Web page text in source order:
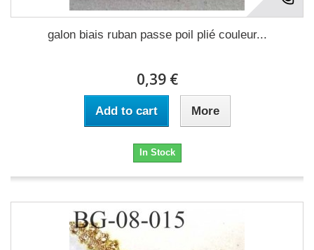
galon biais ruban passe poil plié couleur...
0,39 €
Add to cart More
In Stock